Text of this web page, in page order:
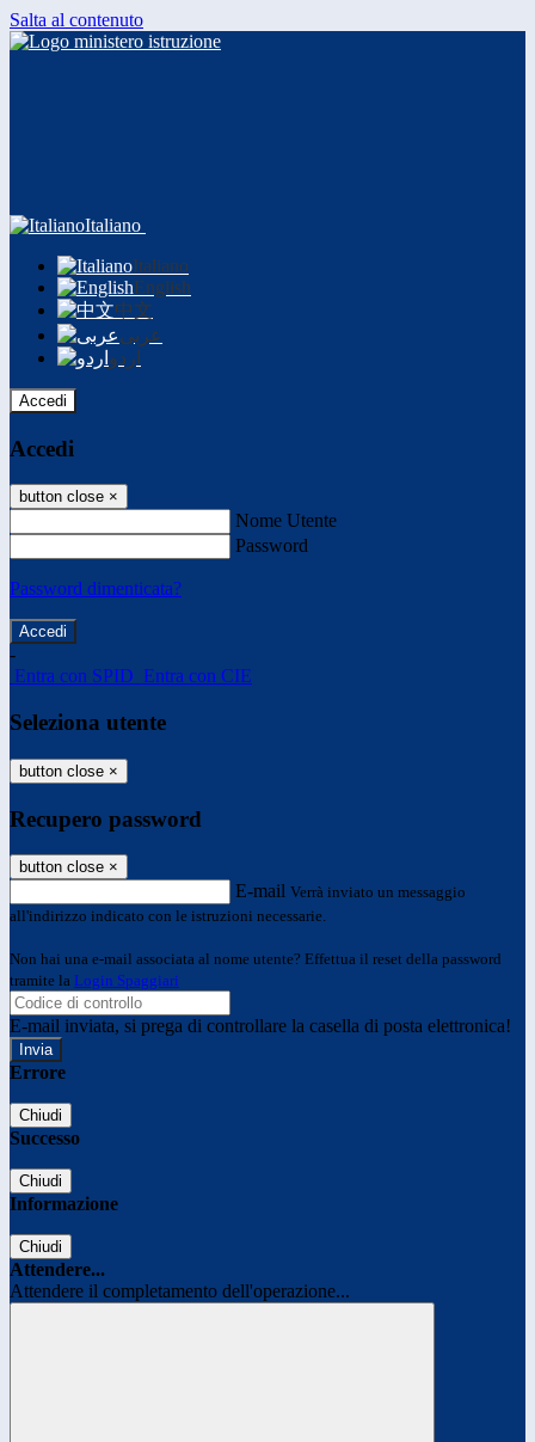
Salta al contenuto
Italiano
Italiano
English
中文
عربى
اردو
Accedi
Accedi
button close ×
Nome Utente
Password
Password dimenticata?
-
Entra con SPID Entra con CIE
Seleziona utente
button close ×
Recupero password
button close ×
E-mail Verrà inviato un messaggio
all'indirizzo indicato con le istruzioni necessarie.
Non hai una e-mail associata al nome utente? Effettua il reset della password
tramite la Login Spaggiari
E-mail inviata, si prega di controllare la casella di posta elettronica!
Errore
Chiudi
Successo
Chiudi
Informazione
Chiudi
Attendere...
Attendere il completamento dell'operazione...